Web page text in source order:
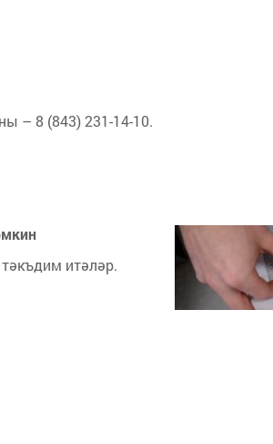
– 8 (843) 231-14-10.
итәләр.